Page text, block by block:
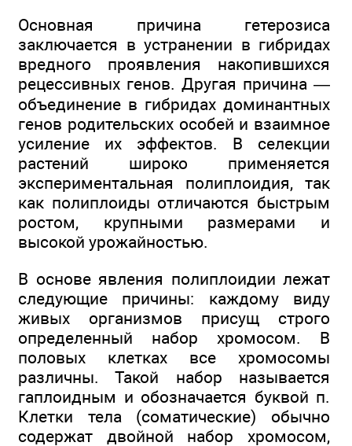
Основная причина гетерозиса
заключается в устранении в гибридах
вредного проявления накопившихся
рецессивных генов. Другая причина —
объединение в гибридах доминантных
генов родительских особей и взаимное
усиление их эффектов. В селекции
растений широко применяется
экспериментальная полиплоидия, так
как полиплоиды отличаются быстрым
ростом, крупными размерами и
высокой урожайностью.
В основе явления полиплоидии лежат
следующие причины: каждому виду
живых организмов присущ строго
определенный набор хромосом. В
половых клетках все хромосомы
различны. Такой набор называется
гаплоидным и обозначается буквой п.
Клетки тела (соматические) обычно
содержат двойной набор хромосом,